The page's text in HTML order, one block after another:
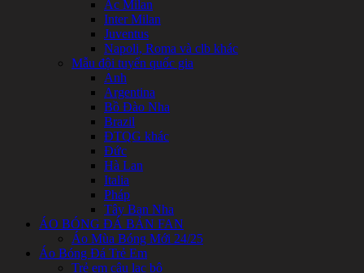
Ac Milan
Inter Milan
Juventus
Napoli, Roma và clb khác
Mẫu đội tuyển quốc gia
Anh
Argentina
Bồ Đào Nha
Brazil
ĐTQG khác
Đức
Hà Lan
Italia
Pháp
Tây Ban Nha
ÁO BÓNG ĐÁ BẢN FAN
Áo Mùa Bóng Mới 24/25
Áo Bóng Đá Trẻ Em
Trẻ em câu lạc bộ